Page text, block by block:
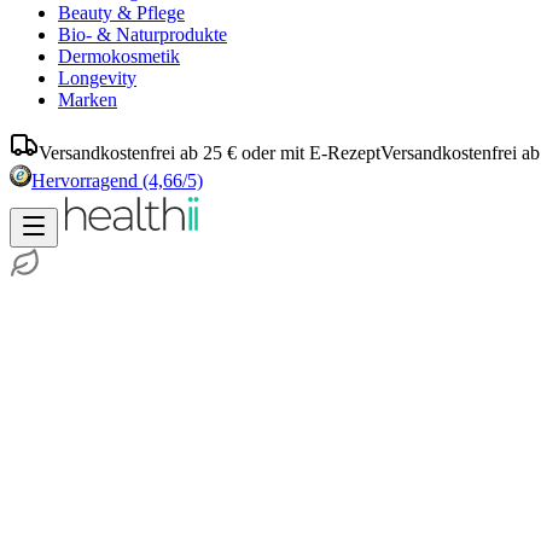
Beauty & Pflege
Bio- & Naturprodukte
Dermokosmetik
Longevity
Marken
Versandkostenfrei ab 25 € oder mit E-RezeptVersandkostenfrei
Hervorragend (4,66/5)